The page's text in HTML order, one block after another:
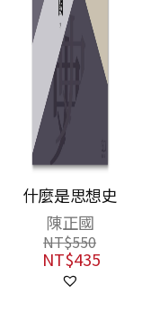
什麼是思想史
陳正國
NT$550
NT$435